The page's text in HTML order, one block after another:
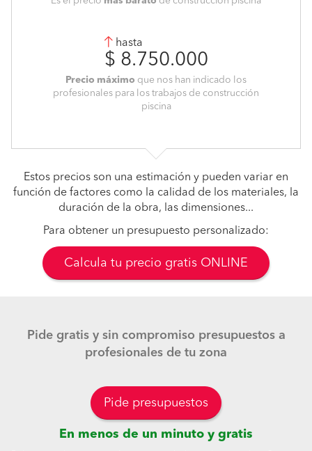
hasta
$ 8.750.000
Precio máximo que nos han indicado los
profesionales para los trabajos de construcción
piscina
Estos precios son una estimación y pueden variar en
función de factores como la calidad de los materiales, la
duración de la obra, las dimensiones...
Para obtener un presupuesto personalizado:
Calcula tu precio gratis ONLINE
Pide gratis y sin compromiso presupuestos a
profesionales de tu zona
Pide presupuestos
En menos de un minuto y gratis